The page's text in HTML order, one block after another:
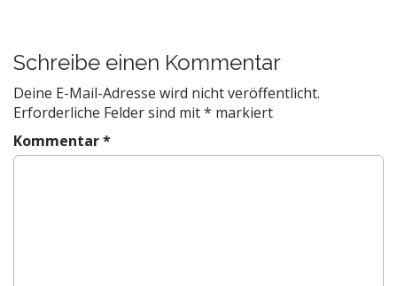
a
v
i
g
a
Schreibe einen Kommentar
Deine E-Mail-Adresse wird nicht veröffentlicht.
Erforderliche Felder sind mit* markiert
Kommentar*